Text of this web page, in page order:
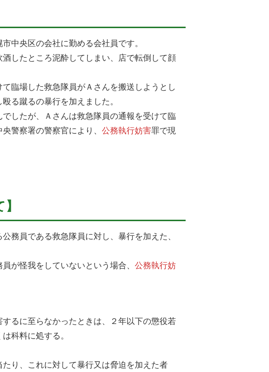
中央区の会社に勤める会社員です。
したところ泥酔してしまい、店で転倒して顔
臨場した救急隊員がＡさんを搬送しようとし
る蹴るの暴行を加えました。
したが、Ａさんは救急隊員の通報を受けて臨
警察署の警察官により、 公務執行妨害罪で現
務員である救急隊員に対し、暴行を加えた、
が怪我をしていないという場合、 公務執行妨
るに至らなかったときは、２年以下の懲役若
科料に処する。
り、これに対して暴行又は脅迫を加えた者